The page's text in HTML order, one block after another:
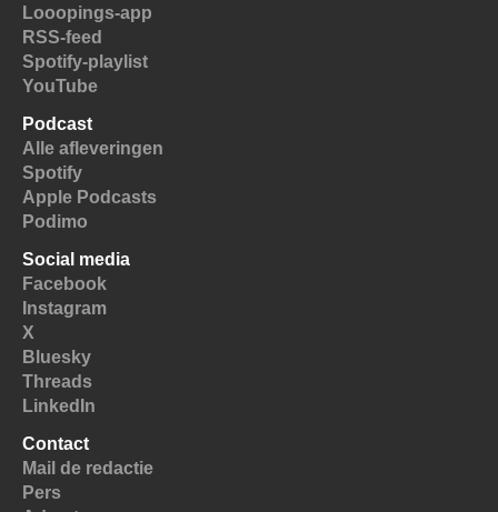
Looopings-app
RSS-feed
Spotify-playlist
YouTube
Podcast
Alle afleveringen
Spotify
Apple Podcasts
Podimo
Social media
Facebook
Instagram
X
Bluesky
Threads
LinkedIn
Contact
Mail de redactie
Pers